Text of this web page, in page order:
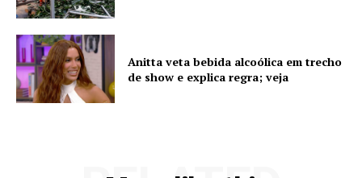
Anitta veta bebida alcoólica em trecho
de show e explica regra; veja